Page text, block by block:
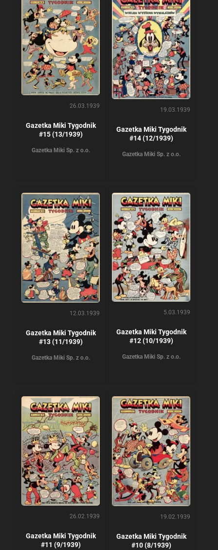
26.03.1939
Gazetka Miki Tygodnik
#15 (13/1939)
Gazetka Miki Sp. z o.o.
19.03.1939
Gazetka Miki Tygodnik
#14 (12/1939)
Gazetka Miki Sp. z o.o.
12.03.1939
Gazetka Miki Tygodnik
#13 (11/1939)
Gazetka Miki Sp. z o.o.
5.03.1939
Gazetka Miki Tygodnik
#12 (10/1939)
Gazetka Miki Sp. z o.o.
26.02.1939
Gazetka Miki Tygodnik
#11 (9/1939)
19.02.1939
Gazetka Miki Tygodnik
#10 (8/1939)